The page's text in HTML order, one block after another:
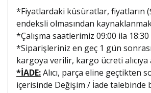
*Fiyatlardaki küsüratlar, fiyatların
endeksli olmasından
*Çalışma saatlerimiz 09:00 ila 18:30
*Siparişleriniz en geç 1 gün
kargoya verilir, kargo ücreti
*İADE:Alıcı, parça eline geçtikten
içerisinde Değişim / İade talebinde